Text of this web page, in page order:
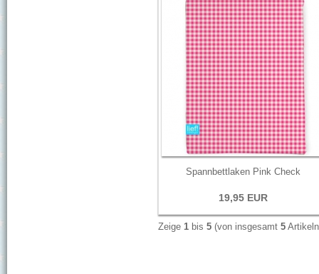
Spannbettlaken Pink Check
19,95 EUR
Zeige 1 bis 5 (von insgesamt 5